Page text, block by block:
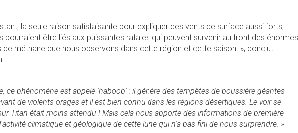
la seule raison satisfaisante pour expliquer des vents de surface aussi forts,
pourraient être liés aux puissantes rafales qui peuvent survenir au front des énormes
de méthane que nous observons dans cette région et cette saison. », conclut
ce phénomène est appelé 'haboob' : il génère des tempêtes de poussière géantes
de violents orages et il est bien connu dans les régions désertiques. Le voir se
Titan était moins attendu ! Mais cela nous apporte des informations de première
climatique et géologique de cette lune qui n'a pas fini de nous surprendre. »